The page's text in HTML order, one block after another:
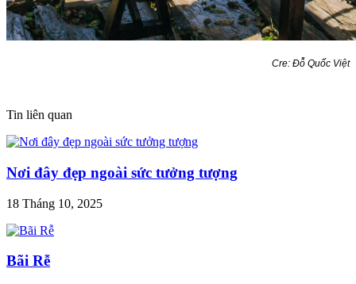
Cre: Đỗ Quốc Việt
Tin liên quan
Nơi đây đẹp ngoài sức tưởng tượng
18 Tháng 10, 2025
Bãi Rễ